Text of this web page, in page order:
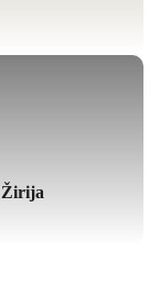
Žirija